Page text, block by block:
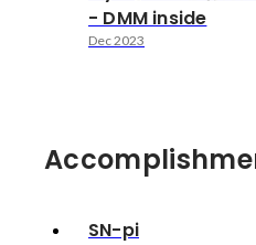
- DMM inside
Dec 2023
SN-pi